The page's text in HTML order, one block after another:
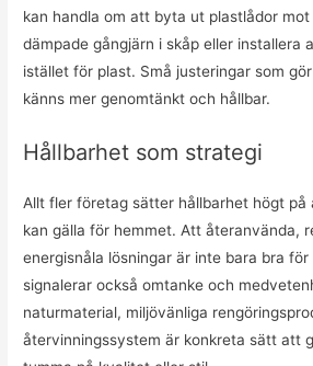
kan handla om att byta ut plastlådor
dämpade gångjärn i skåp eller installera
istället för plast. Små justeringar som
känns mer genomtänkt och hållbar.
Hållbarhet som strategi
Allt fler företag sätter hållbarhet högt på
kan gälla för hemmet. Att återanvända,
energisnåla lösningar är inte bara bra
signalerar också omtanke och
naturmaterial, miljövänliga
återvinningssystem är konkreta sätt att